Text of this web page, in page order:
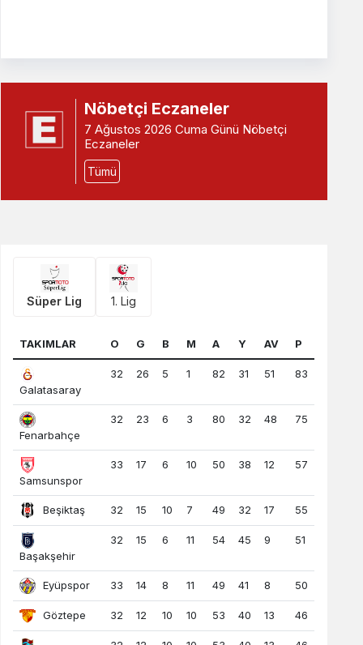
Nöbetçi Eczaneler
7 Ağustos 2026 Cuma Günü Nöbetçi
Eczaneler
Tümü
Süper Lig 1. Lig
TAKIMLAR O G B M A Y AV P
Galatasaray
32 26 5 1 82 31 51 83
Fenarbahçe
32 23 6 3 80 32 48 75
Samsunspor
33 17 6 10 50 38 12 57
Beşiktaş 32 15 10 7 49 32 17 55
Başakşehir
32 15 6 11 54 45 9 51
Eyüpspor 33 14 8 11 49 41 8 50
Göztepe 32 12 10 10 53 40 13 46